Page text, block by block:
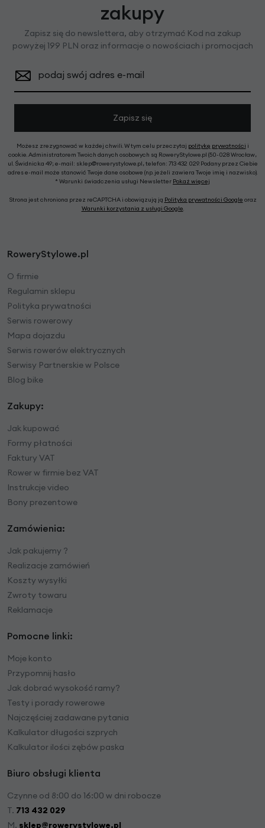
zakupy
Zapisz się do newslettera, aby otrzymać Kod na zakup
powyżej 199 PLN oraz informacje o nowościach i promocjach
podaj swój adres e-mail
Zapisz się
Możesz zrezygnować w każdej chwili. W tym celu przeczytaj politykę prywatności i
cookie. Administratorem Twoich danych osobowych są RoweryStylowe.pl (50-028 Wrocław,
ul. Świdnicka 49; e-mail: sklep@rowerystylowe.pl, telefon: 713 432 029. Podany przez Ciebie
adres e-mail może stanowić Twoje dane osobowe (np. jeżeli zawiera Twoje imię i nazwisko).
* Warunki świadczenia usługi Newsletter Pokaż więcej
Strona jest chroniona przez reCAPTCHA i obowiązują ją Polityka prywatności Google oraz
Warunki korzystania z usługi Google.
RoweryStylowe.pl
O firmie
Regulamin sklepu
Polityka prywatności
Serwis rowerowy
Mapa dojazdu
Serwis rowerów elektrycznych
Serwisy Partnerskie w Polsce
Blog bike
Zakupy:
Jak kupować
Formy płatności
Faktury VAT
Rower w firmie bez VAT
Instrukcje video
Bony prezentowe
Zamówienia:
Jak pakujemy ?
Realizacje zamówień
Koszty wysyłki
Zwroty towaru
Reklamacje
Pomocne linki:
Moje konto
Przypomnij hasło
Jak dobrać wysokość ramy?
Testy i porady rowerowe
Najczęściej zadawane pytania
Kalkulator długości szprych
Kalkulator ilości zębów paska
Biuro obsługi klienta
Czynne od 8:00 do 16:00 w dni robocze
T. 713 432 029
M. sklep@rowerystylowe.pl